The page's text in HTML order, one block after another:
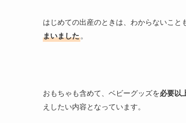
はじめての出産のときは、わからないこと
まいました。
おもちゃも含めて、ベビーグッズを必要以
えしたい内容となっています。